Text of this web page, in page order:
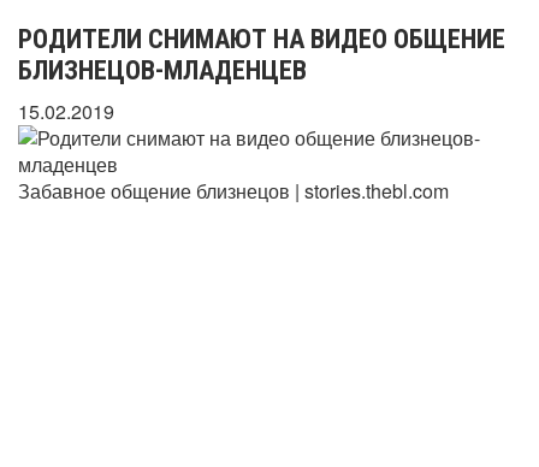
РОДИТЕЛИ СНИМАЮТ НА ВИДЕО ОБЩЕНИЕ
БЛИЗНЕЦОВ-МЛАДЕНЦЕВ
15.02.2019
Забавное общение близнецов | stories.thebl.com